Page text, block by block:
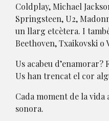
Coldplay, Michael
Springsteen, U2,
un llarg etcètera. I
Beethoven, Txaikovski o
Us acabeu d’enamorar?
Us han trencat el cor
Cada moment de la vida
sonora.